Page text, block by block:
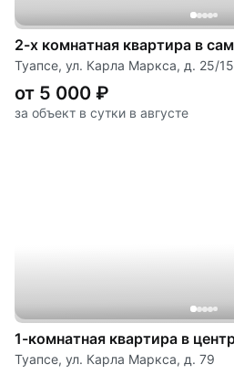
2-х комнатная квартира в
Туапсе, ул. Карла Маркса, д. 25/15
от 5 000 ₽
за объект в сутки в августе
1-комнатная квартира в
Туапсе, ул. Карла Маркса, д. 79